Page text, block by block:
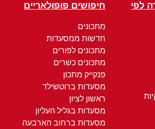
לפי
חיפושים פופולאריים
מתכונים
חדשות ממסעדות
מתכונים לפורים
מתכונים כשרים
פנקייק מתכון
מסעדות ברוטשילד
ראשון לציון
מסעדות בגליל העליון
מסעדות ברחוב הארבעה